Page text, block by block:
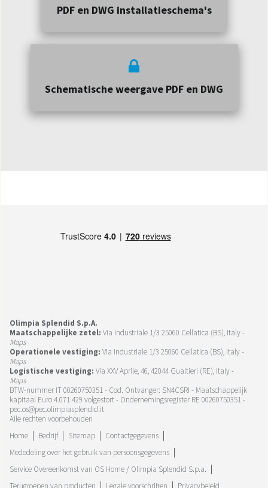
PDF en DWG installatieschema's
Schematische weergave PDF en DWG
Olimpia Splendid S.p.A.
Maatschappelijke zetel: Via Industriale 1/3 25060 Cellatica (BS), Italy -
Maps
Operationele vestiging: Via Industriale 1/3 25060 Cellatica (BS), Italy -
Maps
Logistische vestiging: Via XXV Aprile, 46, 42044 Gualtieri (RE), Italy -
Maps
BTW-nummer IT 00260750351 - Cod. Ontvanger: SN4CSRI - Maatschappelijk
kapitaal Euro 4.071.429 volgestort - Ondernemingsregister RE 00260750351 -
pec.os@pec.olimpiasplendid.it
Alle rechten voorbehouden
Home
Bedrijf Sitemap
Contactgegevens
Mededeling over het gebruik van persoonsgegevens
Service Overeenkomst van OS Home / Olimpia Splendid S.p.a.
Terugroepen van producten
Legale voorschriften Privacybeleid